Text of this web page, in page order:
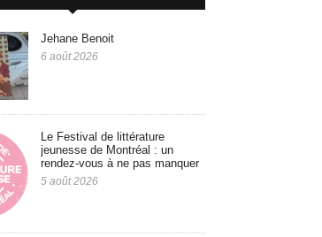
Jehane Benoit
6 août 2026
Le Festival de littérature
jeunesse de Montréal : un
rendez-vous à ne pas manquer
5 août 2026